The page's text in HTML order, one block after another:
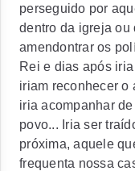
perseguido por
dentro da igreja ou
amendontrar os
Rei e dias após
iriam reconhecer o
iria acompanhar
povo... Iria ser
próxima, aquele
frequenta nossa